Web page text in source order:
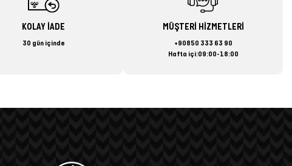
KOLAY İADE
30 gün içinde
MÜŞTERİ HİZMETLERİ
+90850 333 63 90
Hafta içi:09:00-18:00